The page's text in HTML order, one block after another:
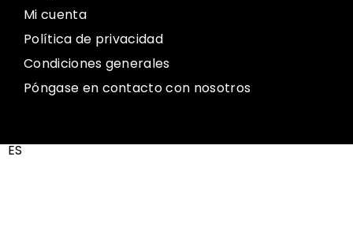
Mi cuenta
Política de privacidad
Condiciones generales
Póngase en contacto con nosotros
ES